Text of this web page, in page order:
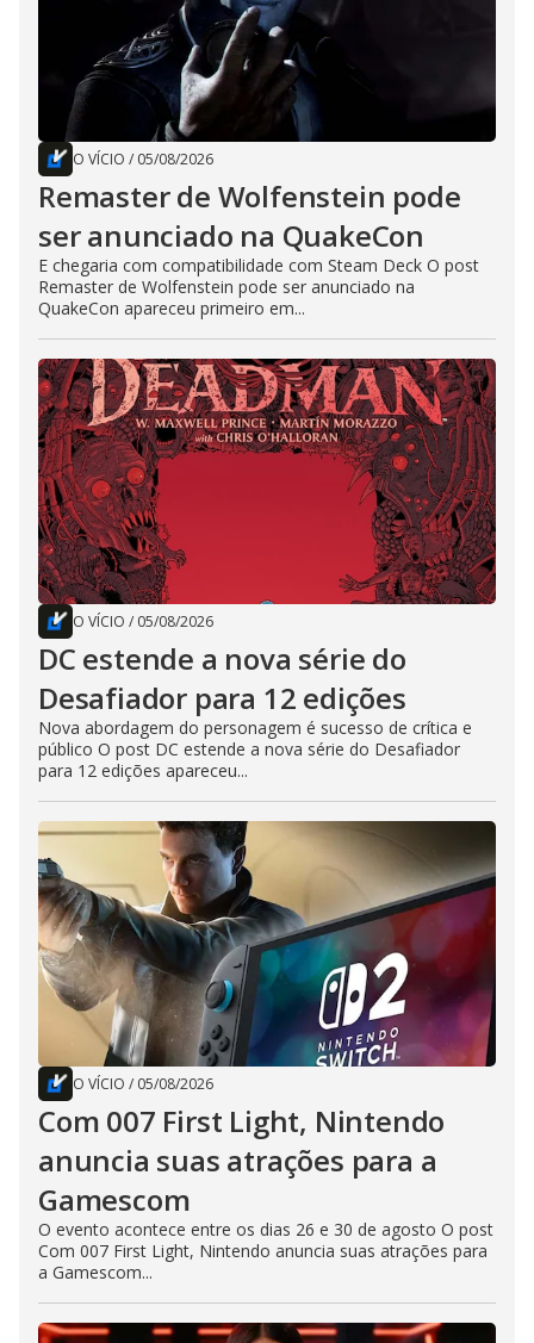
O VÍCIO / 05/08/2026
Remaster de Wolfenstein pode
ser anunciado na QuakeCon
E chegaria com compatibilidade com Steam Deck O post
Remaster de Wolfenstein pode ser anunciado na
QuakeCon apareceu primeiro em...
O VÍCIO / 05/08/2026
DC estende a nova série do
Desafiador para 12 edições
Nova abordagem do personagem é sucesso de crítica e
público O post DC estende a nova série do Desafiador
para 12 edições apareceu...
O VÍCIO / 05/08/2026
Com 007 First Light, Nintendo
anuncia suas atrações para a
Gamescom
O evento acontece entre os dias 26 e 30 de agosto O post
Com 007 First Light, Nintendo anuncia suas atrações para
a Gamescom...